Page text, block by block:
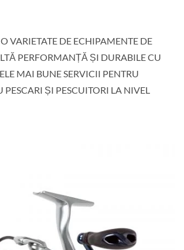
VARIETATE DE ECHIPAMENTE DE
PERFORMANȚĂ ȘI DURABILE CU
MAI BUNE SERVICII PENTRU
PESCARI ȘI PESCUITORI LA NIVEL